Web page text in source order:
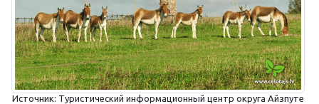
Источник: Туристический информационный центр округа Айзпуте